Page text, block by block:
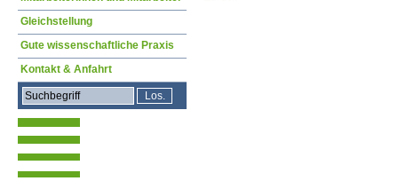
Gleichstellung
Gute wissenschaftliche Praxis
Kontakt & Anfahrt